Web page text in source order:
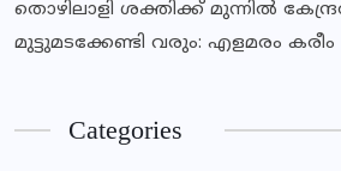
തൊഴിലാളി ശക്തിക്ക് മുന്നിൽ
മുട്ടുമടക്കേണ്ടി വരും: എളമരം കരീം
Categories